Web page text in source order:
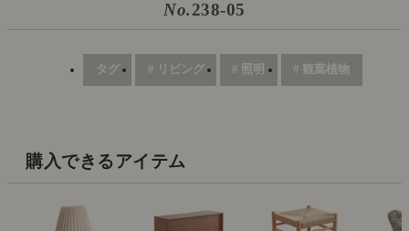
No.238-05
タグ # リビング # 照明 # 観葉植物
購入できるアイテム